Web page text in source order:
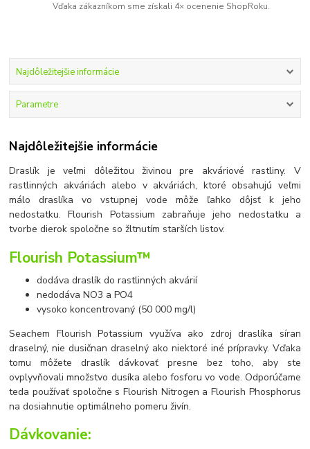
Vďaka zákazníkom sme získali 4× ocenenie ShopRoku.
Najdôležitejšie informácie
Parametre
Najdôležitejšie informácie
Draslík je veľmi dôležitou živinou pre akváriové rastliny. V
rastlinných akváriách alebo v akváriách, ktoré obsahujú veľmi
málo draslíka vo vstupnej vode môže ľahko dôjsť k jeho
nedostatku. Flourish Potassium zabraňuje jeho nedostatku a
tvorbe dierok spoločne so žltnutím starších listov.
Flourish Potassium™
dodáva draslík do rastlinných akvárií
nedodáva NO3 a PO4
vysoko koncentrovaný (50 000 mg/l)
Seachem Flourish Potassium využíva ako zdroj draslíka síran
draselný, nie dusičnan draselný ako niektoré iné prípravky. Vďaka
tomu môžete draslík dávkovať presne bez toho, aby ste
ovplyvňovali množstvo dusíka alebo fosforu vo vode. Odporúčame
teda používať spoločne s Flourish Nitrogen a Flourish Phosphorus
na dosiahnutie optimálneho pomeru živín.
Dávkovanie: